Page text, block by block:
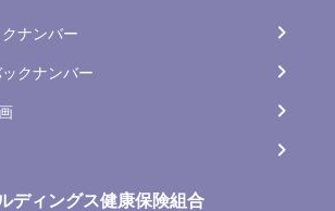
ナンバー
クナンバー
ディングス健康保険組合